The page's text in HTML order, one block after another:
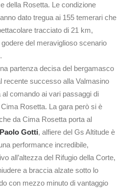
della Rosetta. Le condizione
dato tregua ai 155 temerari che
tracciato di 21 km,
del meraviglioso scenario
partenza decisa del bergamasco
recente successo alla Valmasino
comando ai vari passaggi di
Rosetta. La gara però si è
da Cima Rosetta porta al
Paolo Gotti, alfiere del Gs Altitude è
performance incredibile,
all’altezza del Rifugio della Corte,
a braccia alzate sotto lo
con mezzo minuto di vantaggio